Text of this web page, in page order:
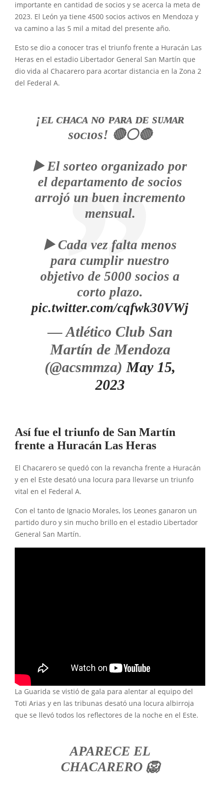
importante en cantidad de socios y se acerca la meta de
2023. El León ya tiene 4500 socios activos en Mendoza y
va camino a las 5 mil a mitad del presente año.
Esto se dio a conocer tras el triunfo frente a Huracán Las
Heras en el estadio Libertador General San Martín que
dio vida al Chacarero para acortar distancia en la Zona 2
del Federal A.
¡ᴇʟ ᴄʜᴀᴄᴀ ɴᴏ ᴘᴀʀᴀ ᴅᴇ sᴜᴍᴀʀ
sᴏᴄɪᴏs! 🔴⚪️🔴
▶️ El sorteo organizado por
el departamento de socios
arrojó un buen incremento
mensual.
▶️ Cada vez falta menos
para cumplir nuestro
objetivo de 5000 socios a
corto plazo.
pic.twitter.com/cqfwk30VWj
— Atlético Club San
Martín de Mendoza
(@acsmmza) May 15,
2023
Así fue el triunfo de San Martín
frente a Huracán Las Heras
El Chacarero se quedó con la revancha frente a Huracán
y en el Este desató una locura para llevarse un triunfo
vital en el Federal A.
Con el tanto de Ignacio Morales, los Leones ganaron un
partido duro y sin mucho brillo en el estadio Libertador
General San Martín.
La Guarida se vistió de gala para alentar al equipo del
Toti Arias y en las tribunas desató una locura albirroja
que se llevó todos los reflectores de la noche en el Este.
APARECE EL
CHACARERO 🦁